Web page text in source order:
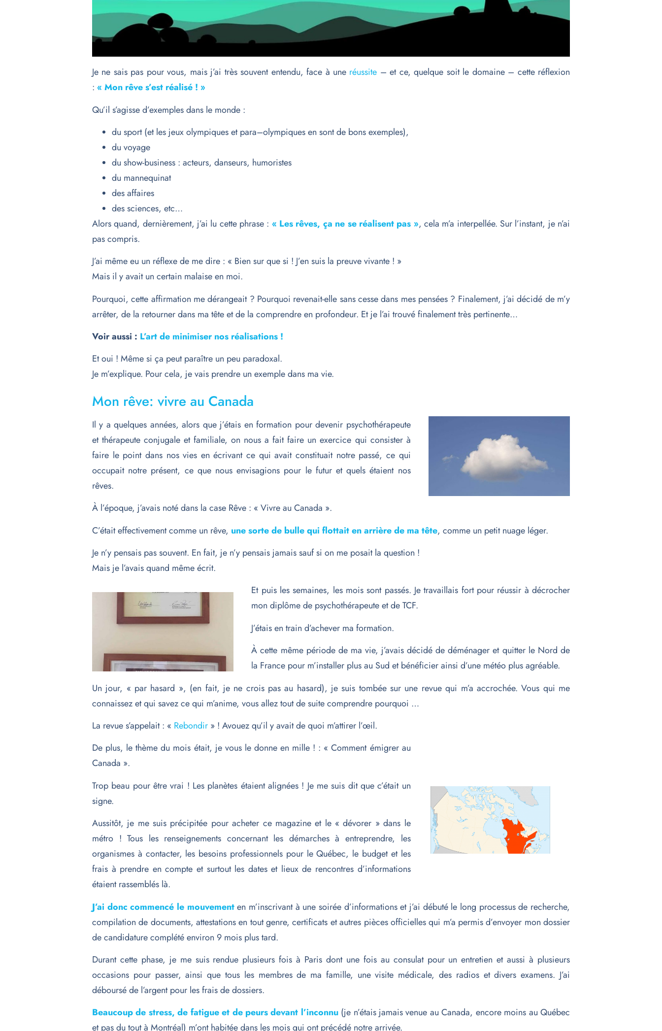
Je ne sais pas pour vous, mais j’ai très souvent entendu, face à uneréussite – et ce, quelque soit le domaine – cette réflexion
: « Mon rêve s’est réalisé ! »
Qu’il s’agisse d’exemples dans le monde :
du sport (et les jeux olympiques et para–olympiques en sont de bons exemples),
du voyage
du show-business : acteurs, danseurs, humoristes
du mannequinat
des affaires
des sciences, etc…
Alors quand, dernièrement, j’ai lu cette phrase : « Les rêves, ça ne se réalisent pas », cela m’a interpellée. Sur l’instant, je n’ai
pas compris.
J’ai même eu un réflexe de me dire : « Bien sur que si ! J’en suis la preuve vivante ! »
Mais il y avait un certain malaise en moi.
Pourquoi, cette affirmation me dérangeait ? Pourquoi revenait-elle sans cesse dans mes pensées ? Finalement, j’ai décidé de m’y
arrêter, de la retourner dans ma tête et de la comprendre en profondeur. Et je l’ai trouvé finalement très pertinente…
Voir aussi : L’art de minimiser nos réalisations !
Et oui ! Même si ça peut paraître un peu paradoxal.
Je m’explique. Pour cela, je vais prendre un exemple dans ma vie.
Mon rêve: vivre au Canada
Il y a quelques années, alors que j’étais en formation pour devenir psychothérapeute
et thérapeute conjugale et familiale, on nous a fait faire un exercice qui consister à
faire le point dans nos vies en écrivant ce qui avait constituait notre passé, ce qui
occupait notre présent, ce que nous envisagions pour le futur et quels étaient nos
rêves.
À l’époque, j’avais noté dans la case Rêve : « Vivre au Canada ».
C’était effectivement comme un rêve, une sorte de bulle qui flottait en arrière de ma tête, comme un petit nuage léger.
Je n’y pensais pas souvent. En fait, je n’y pensais jamais sauf si on me posait la question !
Mais je l’avais quand même écrit.
Et puis les semaines, les mois sont passés. Je travaillais fort pour réussir à décrocher
mon diplôme de psychothérapeute et de TCF.
J’étais en train d’achever ma formation.
À cette même période de ma vie, j’avais décidé de déménager et quitter le Nord de
la France pour m’installer plus au Sud et bénéficier ainsi d’une météo plus agréable.
Un jour, « par hasard », (en fait, je ne crois pas au hasard), je suis tombée sur une revue qui m’a accrochée. Vous qui me
connaissez et qui savez ce qui m’anime, vous allez tout de suite comprendre pourquoi …
La revue s’appelait : « Rebondir » ! Avouez qu’il y avait de quoi m’attirer l’œil.
De plus, le thème du mois était, je vous le donne en mille ! : « Comment émigrer au
Canada ».
Trop beau pour être vrai ! Les planètes étaient alignées ! Je me suis dit que c’était un
signe.
Aussitôt, je me suis précipitée pour acheter ce magazine et le « dévorer » dans le
métro ! Tous les renseignements concernant les démarches à entreprendre, les
organismes à contacter, les besoins professionnels pour le Québec, le budget et les
frais à prendre en compte et surtout les dates et lieux de rencontres d’informations
étaient rassemblés là.
J’ai donc commencé le mouvementen m’inscrivant à une soirée d’informations et j’ai débuté le long processus de recherche,
compilation de documents, attestations en tout genre, certificats et autres pièces officielles qui m’a permis d’envoyer mon dossier
de candidature complété environ 9 mois plus tard.
Durant cette phase, je me suis rendue plusieurs fois à Paris dont une fois au consulat pour un entretien et aussi à plusieurs
occasions pour passer, ainsi que tous les membres de ma famille, une visite médicale, des radios et divers examens. J’ai
déboursé de l’argent pour les frais de dossiers.
Beaucoup de stress, de fatigue et de peursdevant l’inconnu(je n’étais jamais venue au Canada, encore moins au Québec
et pas du tout à Montréal) m’ont habitée dans les mois qui ont précédé notre arrivée.